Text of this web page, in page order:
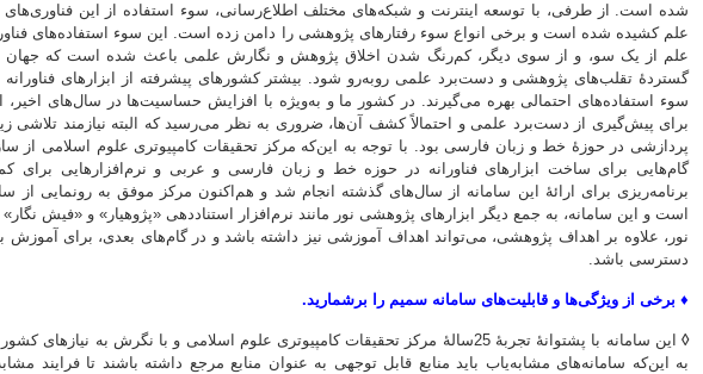
شده است. از طرفی، با توسعه اینترنت و شبکه‌های مختلف اطلاع‌رسانی، سوء استفاده از این فناوری‌های
علم کشیده شده است و برخی انواع سوء رفتارهای پژوهشی را دامن زده است. این سوء استفاده‌های
علم از یک سو، و از سوی دیگر، کم‌رنگ شدن اخلاق پژوهش و نگارش علمی باعث شده است که جهان
گستردۀ تقلب‌های پژوهشی و دست‌برد علمی روبه‌رو شود. بیشتر کشورهای پیشرفته از ابزارهای
سوء استفاده‌های احتمالی بهره می‌گیرند. در کشور ما و به‌ویژه با افزایش حساسیت‌ها در سال‌های اخیر،
برای پیش‌گیری از دست‌برد علمی و احتمالاً کشف آن‌ها، ضروری به نظر می‌رسید که البته نیازمند تلاشی
پردازشی در حوزۀ خط و زبان فارسی بود. با توجه به این‌که مرکز تحقیقات کامپیوتری علوم اسلامی از
گام‌هایی برای ساخت ابزارهای فناورانه در حوزه خط و زبان فارسی و عربی و نرم‌افزارهایی برای
برنامه‌ریزی برای ارائۀ این سامانه از سال‌های گذشته انجام شد و هم‌اکنون مرکز موفق به رونمایی از
است و این سامانه، به جمع دیگر ابزارهای پژوهشی نور مانند نرم‌افزار استناددهی «پژوهیار» و «فیش
نور، علاوه بر اهداف پژوهشی، می‌تواند اهداف آموزشی نیز داشته باشد و در گام‌های بعدی، برای آموزش
دسترسی باشد.
♦ برخی از ویژگی‌ها و قابلیت‌های سامانه سمیم را برشمارید.
◊
این سامانه با پشتوانۀ تجربۀ 25سالۀ مرکز تحقیقات کامپیوتری علوم اسلامی و با نگرش به
به این‌که سامانه‌های مشابه‌یاب باید منابع قابل توجهی به عنوان منابع مرجع داشته باشند تا فرایند